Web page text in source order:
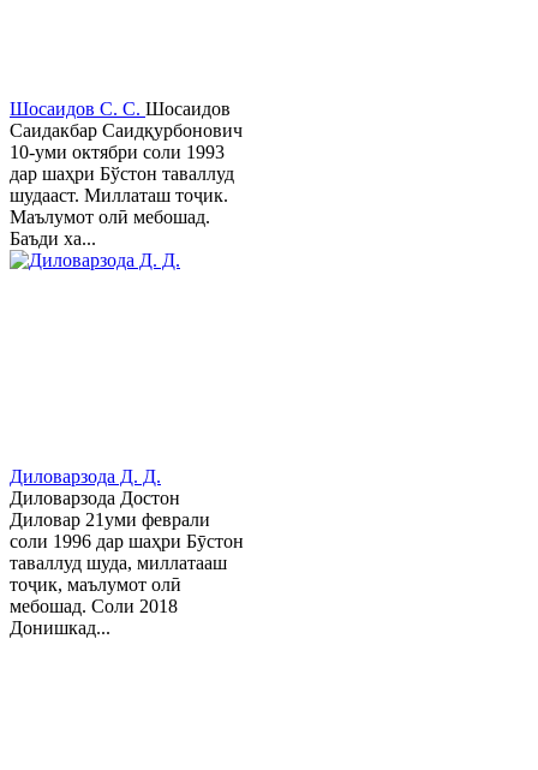
Шосаидов С. С. Шосаидов
Саидакбар Саидқурбонович
10-уми октябри соли 1993
дар шаҳри Бўстон таваллуд
шудааст. Миллаташ тоҷик.
Маълумот олӣ мебошад.
Баъди ха...
Диловарзода Д. Д.
Диловарзода Достон
Диловар 21уми феврали
соли 1996 дар шаҳри Бӯстон
таваллуд шуда, миллатааш
тоҷик, маълумот олӣ
мебошад. Соли 2018
Донишкад...